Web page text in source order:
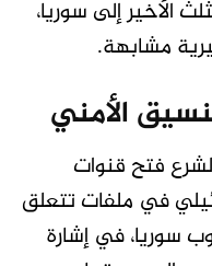
الأخير إلى سوريا،
مشابهة.
الأمني
فتح قنوات
في ملفات تتعلق
سوريا، في إشارة